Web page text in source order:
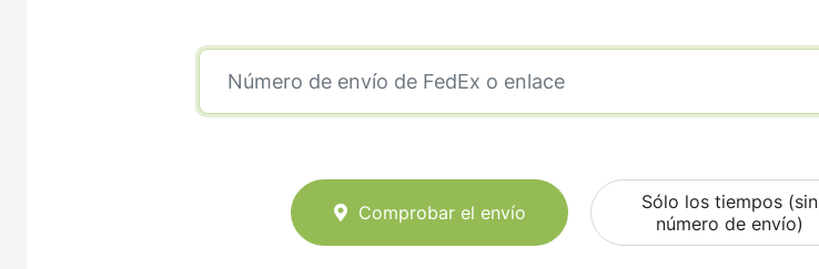
Comprobar el envío
Sólo los tiempos (sin
número de envío)